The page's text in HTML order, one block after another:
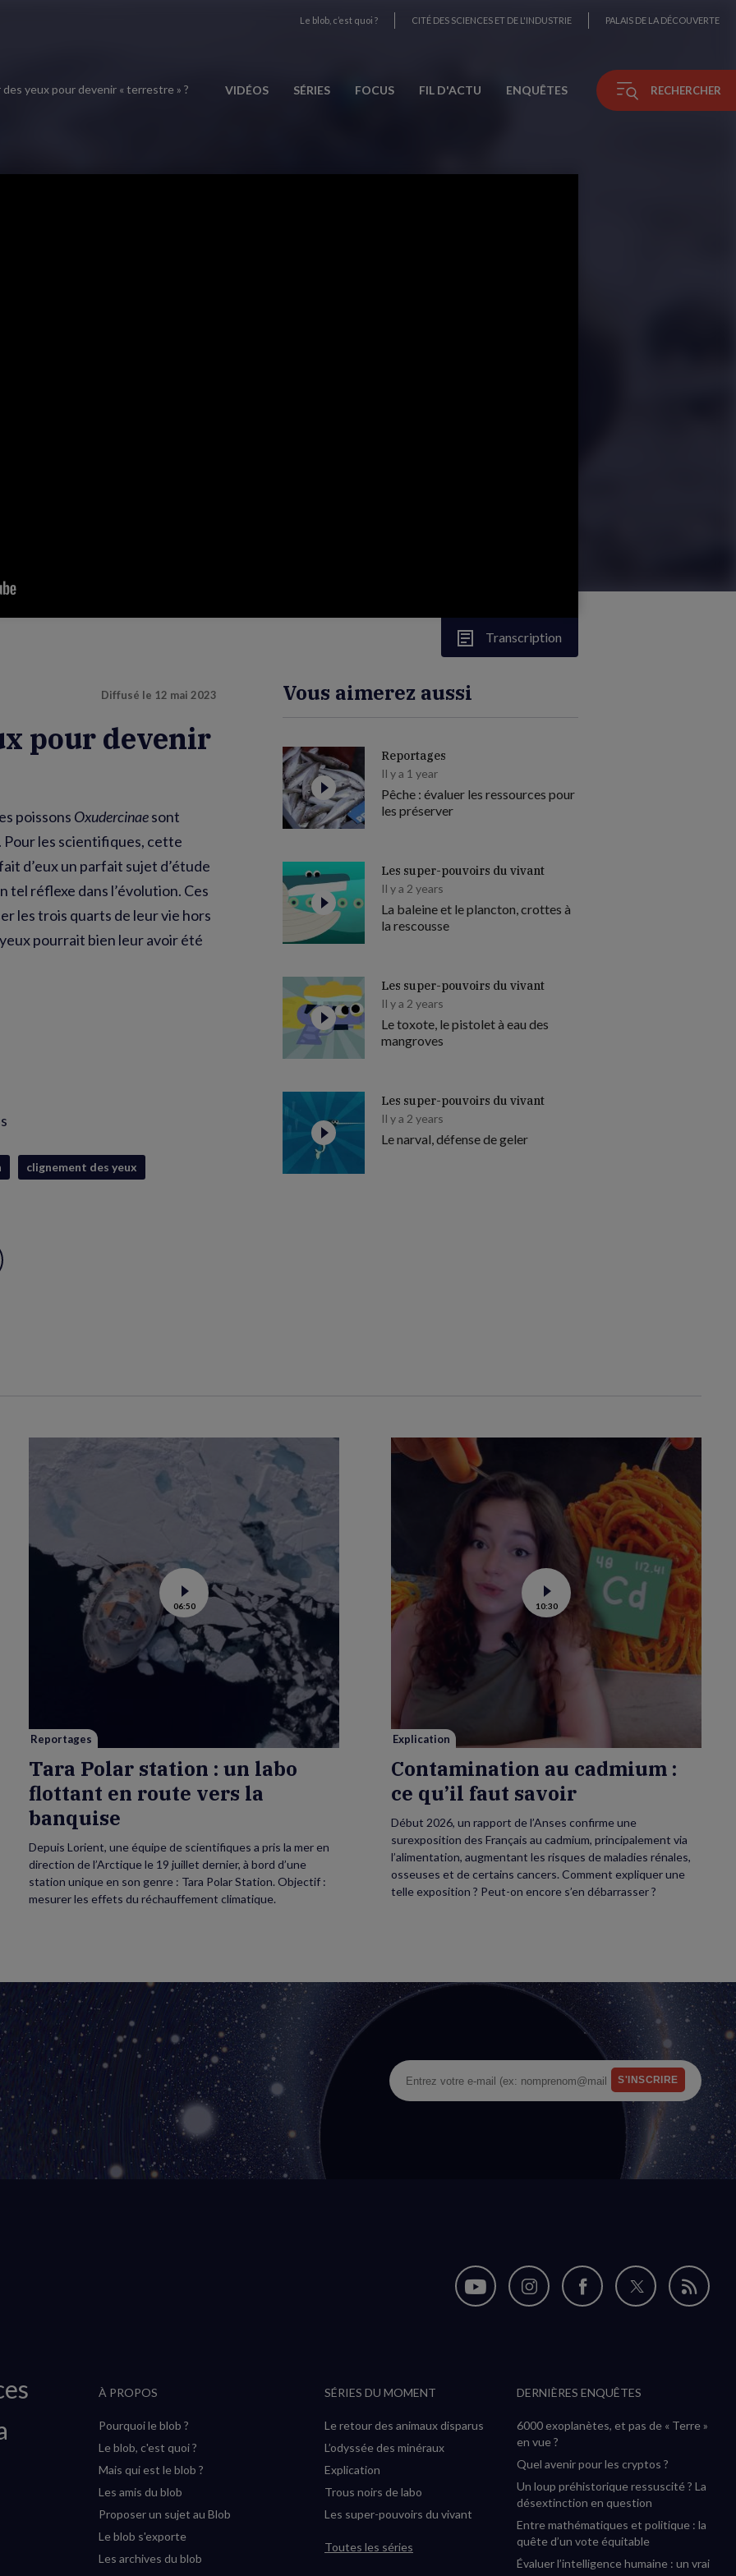
Le blob, c’est quoi ? CITÉ DES SCIENCES ET DE L'INDUSTRIE PALAIS DE LA DÉCOUVERTE
VIDÉOS SÉRIES FOCUS FIL D'ACTU ENQUÊTES RECHERCHER
des yeux pour devenir « terrestre » ?
Transcription
Diffusé le 12 mai 2023
pour devenir
poissons Oxudercinaesont
Pour les scientifiques, cette
d’eux un parfait sujet d’étude
tel réflexe dans l’évolution. Ces
les trois quarts de leur vie hors
pourrait bien leur avoir été
clignement des yeux
Vous aimerez aussi
Reportages
Il y a 1 year
Pêche : évaluer les ressources pour
les préserver
Les super-pouvoirs du vivant
Il y a 2 years
La baleine et le plancton, crottes à
la rescousse
Les super-pouvoirs du vivant
Il y a 2 years
Le toxote, le pistolet à eau des
mangroves
Les super-pouvoirs du vivant
Il y a 2 years
Le narval, défense de geler
Voir
la
vidéo
de
Tara
Polar
station
:
la
06:50
Reportages
Tara Polar station : un labo
flottant en route vers la
banquise
Depuis Lorient, une équipe de scientifiques a pris la mer en
direction de l’Arctique le 19 juillet dernier, à bord d’une
station unique en son genre : Tara Polar Station. Objectif :
mesurer les effets du réchauffement climatique.
Voir
la
vidéo
au
cadmium :
ce
10:30
Explication
Contamination au cadmium :
ce qu’il faut savoir
Début 2026, un rapport de l’Anses confirme une
surexposition des Français au cadmium, principalement via
l’alimentation, augmentant les risques de maladies rénales,
osseuses et de certains cancers. Comment expliquer une
telle exposition ? Peut-on encore s’en débarrasser ?
Nous
(nouvelle
fenêtre)
Nous
(nouvelle
fenêtre)
Nous
(nouvelle
fenêtre)
Nous
(nouvelle
fenêtre)
Flux
À PROPOS
Pourquoi le blob ?
Le blob, c'est quoi ?
Mais qui est le blob ?
Les amis du blob
Proposer un sujet au Blob
Le blob s'exporte
Les archives du blob
SÉRIES DU MOMENT
Le retour des animaux disparus
L’odyssée des minéraux
Explication
Trous noirs de labo
Les super-pouvoirs du vivant
Toutes les séries
DERNIÈRES ENQUÊTES
6000 exoplanètes, et pas de « Terre »
en vue ?
Quel avenir pour les cryptos ?
Un loup préhistorique ressuscité ? La
désextinction en question
Entre mathématiques et politique : la
quête d’un vote équitable
Évaluer l’intelligence humaine : un vrai